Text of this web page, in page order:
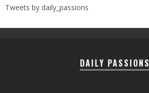
Tweets by daily_passions
DAILY PASSIONS